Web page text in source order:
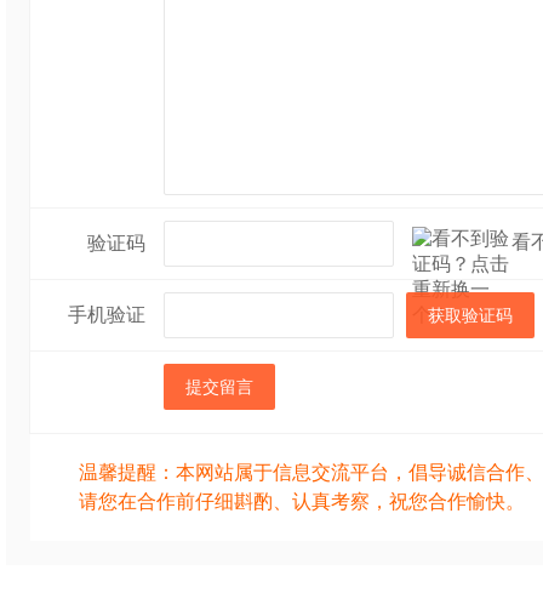
验证码 看
手机验证 获取验证码
提交留言
温馨提醒：本网站属于信息交流平台，倡导诚信合作
请您在合作前仔细斟酌、认真考察，祝您合作愉快。